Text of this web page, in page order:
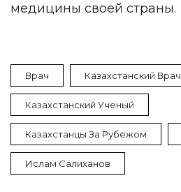
медицины своей страны.
Врач Казахстанский Врач
Казахстанский Ученый
Казахстанцы За Рубежом
Ислам Салиханов